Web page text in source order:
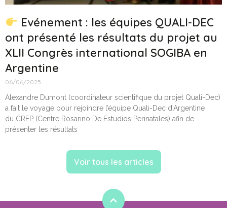
Evénement : les équipes QUALI-DEC
ont présenté les résultats du projet au
XLII Congrès international SOGIBA en
Argentine
06/06/2025
Alexandre Dumont (coordinateur scientifique du projet Quali-Dec)
a fait le voyage pour rejoindre l’équipe Quali-Dec d’Argentine
du CREP (Centre Rosarino De Estudios Perinatales) afin de
présenter les résultats
Voir tous les articles